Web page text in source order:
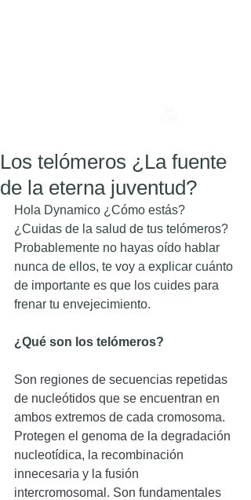
Los telómeros ¿La fuente
de la eterna juventud?
Hola Dynamico ¿Cómo estás?
¿Cuidas de la salud de tus telómeros?
Probablemente no hayas oído hablar
nunca de ellos, te voy a explicar cuánto
de importante es que los cuides para
frenar tu envejecimiento.
¿Qué son los telómeros?
Son regiones de secuencias repetidas
de nucleótidos que se encuentran en
ambos extremos de cada cromosoma.
Protegen el genoma de la degradación
nucleotídica, la recombinación
innecesaria y la fusión
intercromosomal. Son fundamentales